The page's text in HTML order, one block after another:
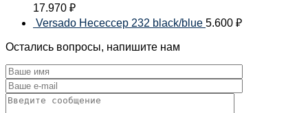
17.970 ₽
Versado Несессер 232 black/blue 5.600 ₽
Остались вопросы, напишите нам